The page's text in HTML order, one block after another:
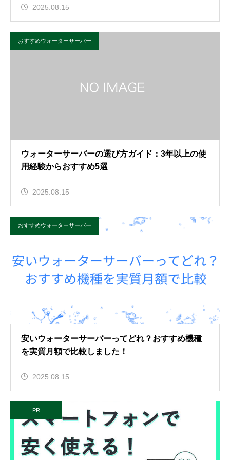
2025.08.15
おすすめウォーターサーバー
ウォーターサーバーの選び方ガイド：3年以上の使
用経験からおすすめ5選
2025.08.15
おすすめウォーターサーバー
安いウォーターサーバーってどれ？おすすめ機種
を実質月額で比較しました！
2025.08.15
PR